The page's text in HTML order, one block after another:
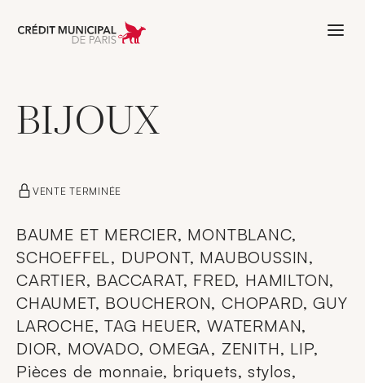
Aller à l'accueil de Crédit Municipal
BIJOUX
VENTE TERMINÉE
BAUME ET MERCIER, MONTBLANC,
SCHOEFFEL, DUPONT, MAUBOUSSIN,
CARTIER, BACCARAT, FRED, HAMILTON,
CHAUMET, BOUCHERON, CHOPARD, GUY
LAROCHE, TAG HEUER, WATERMAN,
DIOR, MOVADO, OMEGA, ZENITH, LIP,
Pièces de monnaie, briquets, stylos,